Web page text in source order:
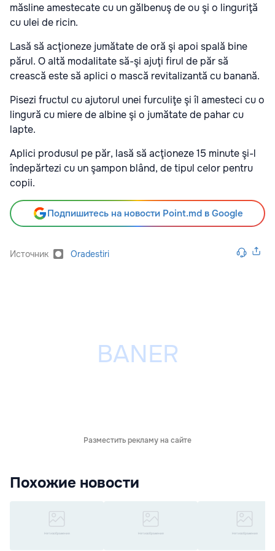
măsline amestecate cu un gălbenuş de ou şi o linguriţă
cu ulei de ricin.
Lasă să acţioneze jumătate de oră şi apoi spală bine
părul. O altă modalitate să-şi ajuţi firul de păr să
crească este să aplici o mască revitalizantă cu banană.
Pisezi fructul cu ajutorul unei furculiţe şi îl amesteci cu o
lingură cu miere de albine şi o jumătate de pahar cu
lapte.
Aplici produsul pe păr, lasă să acţioneze 15 minute şi-l
îndepărtezi cu un şampon blând, de tipul celor pentru
copii.
Подпишитесь на новости Point.md в Google
Источник Oradestiri
Разместить рекламу на сайте
Похожие новости